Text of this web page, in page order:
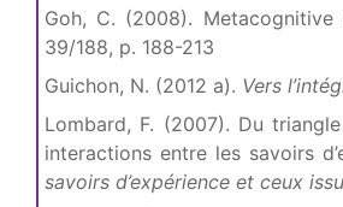
Goh, C. (2008).
39/188, p. 188-213
Guichon, N. (2012 a). Vers
Lombard, F. (2007). Du
interactions entre les savoirs
savoirs d’expérience et ceux